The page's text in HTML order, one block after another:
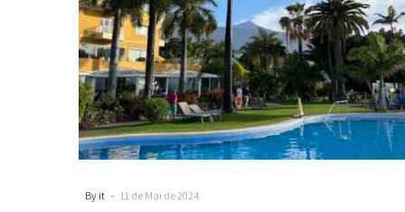
By it - 11 de Mai de 2024